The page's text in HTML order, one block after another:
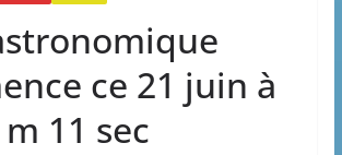
ce 21 juin à
11 sec